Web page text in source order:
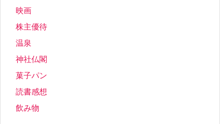
映画
株主優待
温泉
神社仏閣
菓子パン
読書感想
飲み物